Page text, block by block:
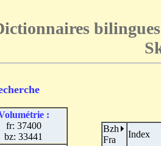
:
fr: 37400
bz: 33441
Bzh
Fra
Index